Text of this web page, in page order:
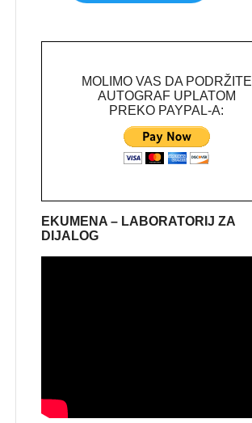
MOLIMO VAS DA PODRŽITE
AUTOGRAF UPLATOM
PREKO PAYPAL-A:
EKUMENA – LABORATORIJ ZA
DIJALOG